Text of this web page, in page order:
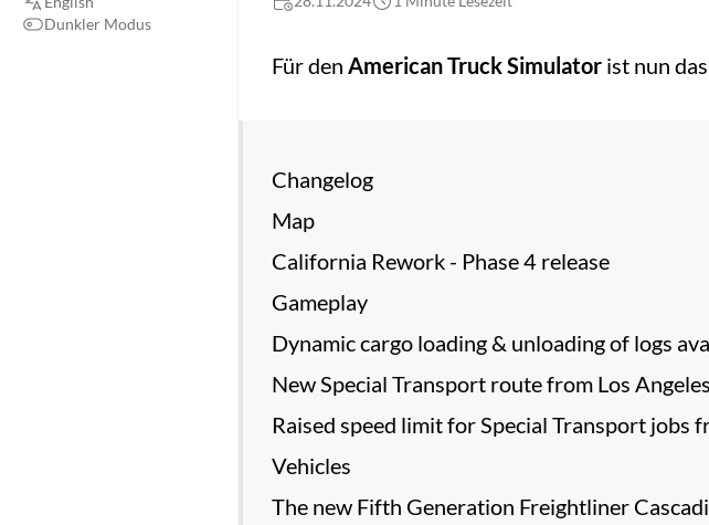
Dunkler Modus
Für den American Truck Simulatorist nun das
Changelog
Map
California Rework - Phase 4 release
Gameplay
Dynamic cargo loading & unloading of logs
New Special Transport route from Los
Raised speed limit for Special Transport jobs
Vehicles
The new Fifth Generation Freightliner